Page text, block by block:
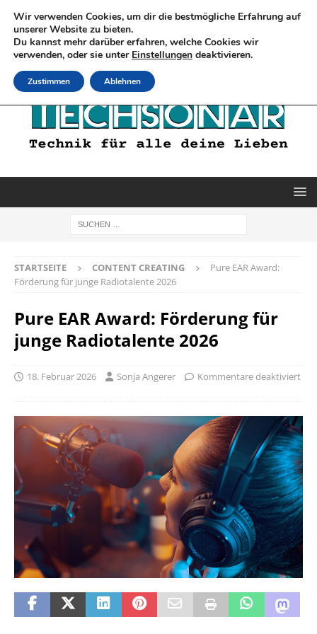
STARTSEITE CONTENT CREATING
Pure EAR Award:
Förderung für junge Radiotalente 2026
Pure EAR Award: Förderung für
junge Radiotalente 2026
18. Februar 2026 Sonja Angerer Kommentare deaktiviert
Wir verwenden Cookies, um dir die bestmögliche Erfahrung auf
unserer Website zu bieten.
Du kannst mehr darüber erfahren, welche Cookies wir
verwenden, oder sie unter Einstellungen deaktivieren.
Zustimmen Ablehnen